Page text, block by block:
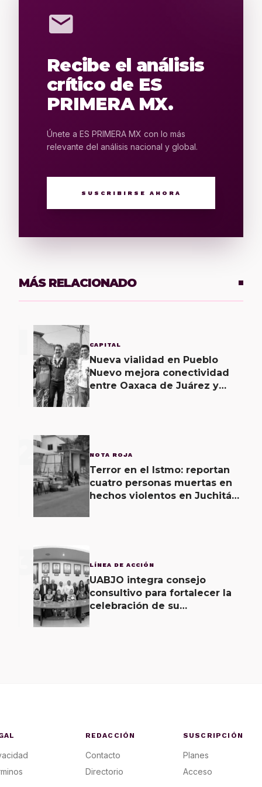
mail
Recibe el análisis
crítico de ES
PRIMERA MX.
Únete a ES PRIMERA MX con lo más
relevante del análisis nacional y global.
SUSCRIBIRSE AHORA
MÁS RELACIONADO
CAPITAL
Nueva vialidad en Pueblo
Nuevo mejora conectividad
entre Oaxaca de Juárez y
2 NOTA ROJA
Terror en el Istmo: reportan
cuatro personas muertas en
hechos violentos en Juchitán
3 LÍNEA DE ACCIÓN
UABJO integra consejo
consultivo para fortalecer la
celebración de su
REDACCIÓN
Contacto
Directorio
SUSCRIPCIÓN
Planes
Acceso